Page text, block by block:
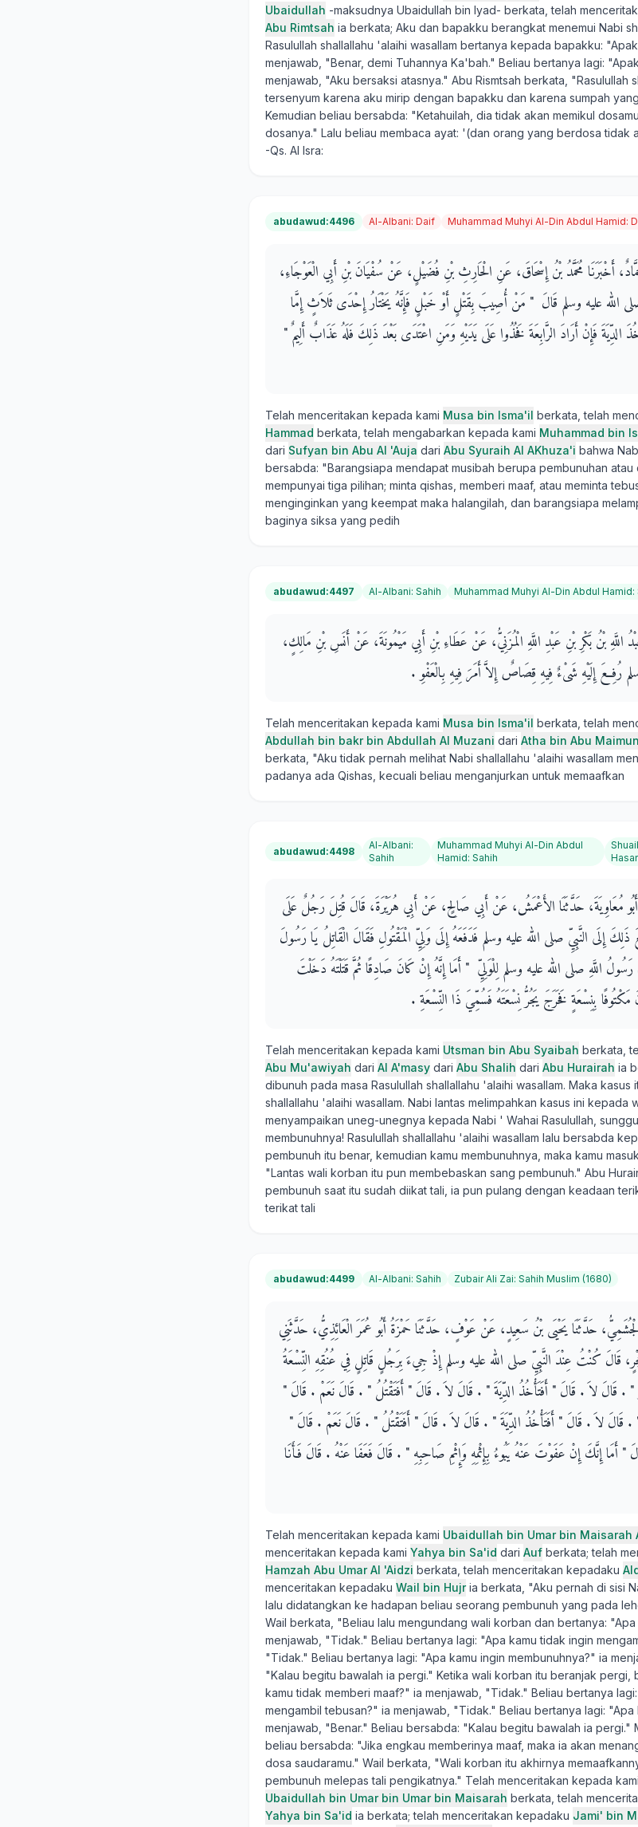
Ubaidullah -maksudnya Ubaidullah bin Iyad- berkata, telah
Abu Rimtsah ia berkata; Aku dan bapakku berangkat menemui Nabi
Rasulullah shallallahu 'alaihi wasallam bertanya kepada bapakku:
menjawab, "Benar, demi Tuhannya Ka'bah." Beliau bertanya lagi:
menjawab, "Aku bersaksi atasnya." Abu Rismtsah berkata, "Rasulullah
tersenyum karena aku mirip dengan bapakku dan karena sumpah
Kemudian beliau bersabda: "Ketahuilah, dia tidak akan memikul
dosanya." Lalu beliau membaca ayat: '(dan orang yang berdosa tidak
-Qs. Al Isra:
abudawud:4496 Al-Albani: Daif Muhammad Muhyi Al-Din Abdul Hamid:
أَخْبَرَنَا مُحَمَّدُ بْنُ إِسْحَاقَ، عَنِ الْحَارِثِ بْنِ فُضَيْلٍ، عَنْ سُفْيَانَ بْنِ أَبِي الْعَوْجَاءِ،
الله عليه وسلم قَالَ ‏ "‏ مَنْ أُصِيبَ بِقَتْلٍ أَوْ خَبْلٍ فَإِنَّهُ يَخْتَارُ إِحْدَى ثَلاَثٍ إِمَّا
الدِّيَةَ فَإِنْ أَرَادَ الرَّابِعَةَ فَخُذُوا عَلَى يَدَيْهِ وَمَنِ اعْتَدَى بَعْدَ ذَلِكَ فَلَهُ عَذَابٌ أَلِيمٌ ‏"‏
Telah menceritakan kepada kami Musa bin Isma'il berkata, telah
Hammad berkata, telah mengabarkan kepada kami Muhammad bin
dari Sufyan bin Abu Al 'Auja dari Abu Syuraih Al AKhuza'i bahwa
bersabda: "Barangsiapa mendapat musibah berupa pembunuhan
mempunyai tiga pilihan; minta qishas, memberi maaf, atau meminta
menginginkan yang keempat maka halangilah, dan barangsiapa
baginya siksa yang pedih
abudawud:4497 Al-Albani: Sahih Muhammad Muhyi Al-Din Abdul Hamid:
اللَّهِ بْنُ بَكْرِ بْنِ عَبْدِ اللَّهِ الْمُزَنِيُّ، عَنْ عَطَاءِ بْنِ أَبِي مَيْمُونَةَ، عَنْ أَنَسِ بْنِ مَالِكٍ،
رُفِعَ إِلَيْهِ شَىْءٌ فِيهِ قِصَاصٌ إِلاَّ أَمَرَ فِيهِ بِالْعَفْوِ ‏.‏
Telah menceritakan kepada kami Musa bin Isma'il berkata, telah
Abdullah bin bakr bin Abdullah Al Muzani dari Atha bin Abu
berkata, "Aku tidak pernah melihat Nabi shallallahu 'alaihi wasallam
padanya ada Qishas, kecuali beliau menganjurkan untuk memaafkan
abudawud:4498
Al-Albani:
Sahih
Muhammad Muhyi Al-Din Abdul
Hamid:Sahih
أَبُو مُعَاوِيَةَ، حَدَّثَنَا الأَعْمَشُ، عَنْ أَبِي صَالِحٍ، عَنْ أَبِي هُرَيْرَةَ، قَالَ قُتِلَ رَجُلٌ عَلَى
إِلَى النَّبِيِّ صلى الله عليه وسلم فَدَفَعَهُ إِلَى وَلِيِّ الْمَقْتُولِ فَقَالَ الْقَاتِلُ يَا رَسُولَ
اللَّهِ صلى الله عليه وسلم لِلْوَلِيِّ ‏ "‏ أَمَا إِنَّهُ إِنْ كَانَ صَادِقًا ثُمَّ قَتَلْتَهُ دَخَلْتَ
مَكْتُوفًا بِنِسْعَةٍ فَخَرَجَ يَجُرُّ نِسْعَتَهُ فَسُمِّيَ ذَا النِّسْعَةِ ‏.‏
Telah menceritakan kepada kami Utsman bin Abu Syaibah berkata,
Abu Mu'awiyah dari Al A'masy dari Abu Shalih dari Abu Hurairah ia
dibunuh pada masa Rasulullah shallallahu 'alaihi wasallam. Maka
shallallahu 'alaihi wasallam. Nabi lantas melimpahkan kasus ini kepada
menyampaikan uneg-unegnya kepada Nabi ' Wahai Rasulullah,
membunuhnya! Rasulullah shallallahu 'alaihi wasallam lalu bersabda
pembunuh itu benar, kemudian kamu membunuhnya, maka kamu
"Lantas wali korban itu pun membebaskan sang pembunuh." Abu
pembunuh saat itu sudah diikat tali, ia pun pulang dengan keadaan
terikat tali
abudawud:4499 Al-Albani: Sahih Zubair Ali Zai: Sahih Muslim (1680)
حَدَّثَنَا يَحْيَى بْنُ سَعِيدٍ، عَنْ عَوْفٍ، حَدَّثَنَا حَمْزَةُ أَبُو عُمَرَ الْعَائِذِيُّ، حَدَّثَنِي
قَالَ كُنْتُ عِنْدَ النَّبِيِّ صلى الله عليه وسلم إِذْ جِيءَ بِرَجُلٍ قَاتِلٍ فِي عُنُقِهِ النِّسْعَةُ
‏"‏ ‏.‏ قَالَ لاَ ‏.‏ قَالَ ‏"‏ أَفَتَأْخُذُ الدِّيَةَ ‏"‏ ‏.‏ قَالَ لاَ ‏.‏ قَالَ ‏"‏ أَفَتَقْتُلُ ‏"‏ ‏.‏ قَالَ نَعَمْ ‏.‏ قَالَ ‏"‏
‏.‏ قَالَ لاَ ‏.‏ قَالَ ‏"‏ أَفَتَأْخُذُ الدِّيَةَ ‏"‏ ‏.‏ قَالَ لاَ ‏.‏ قَالَ ‏"‏ أَفَتَقْتُلُ ‏"‏ ‏.‏ قَالَ نَعَمْ ‏.‏ قَالَ ‏"‏
‏"‏ أَمَا إِنَّكَ إِنْ عَفَوْتَ عَنْهُ يَبُوءُ بِإِثْمِهِ وَإِثْمِ صَاحِبِهِ ‏"‏ ‏.‏ قَالَ فَعَفَا عَنْهُ ‏.‏ قَالَ فَأَنَا
Telah menceritakan kepada kami Ubaidullah bin Umar bin Maisarah
menceritakan kepada kami Yahya bin Sa'id dari Auf berkata; telah
Hamzah Abu Umar Al 'Aidzi berkata, telah menceritakan kepadaku
menceritakan kepadaku Wail bin Hujria berkata, "Aku pernah di sisi
lalu didatangkan ke hadapan beliau seorang pembunuh yang pada
Wail berkata, "Beliau lalu mengundang wali korban dan bertanya:
menjawab, "Tidak." Beliau bertanya lagi: "Apa kamu tidak ingin
"Tidak." Beliau bertanya lagi: "Apa kamu ingin membunuhnya?" ia
"Kalau begitu bawalah ia pergi." Ketika wali korban itu beranjak pergi,
kamu tidak memberi maaf?" ia menjawab, "Tidak." Beliau bertanya
mengambil tebusan?" ia menjawab, "Tidak." Beliau bertanya lagi: "Apa
menjawab, "Benar." Beliau bersabda: "Kalau begitu bawalah ia pergi."
beliau bersabda: "Jika engkau memberinya maaf, maka ia akan
dosa saudaramu." Wail berkata, "Wali korban itu akhirnya
pembunuh melepas tali pengikatnya." Telah menceritakan kepada kami
Ubaidullah bin Umar bin Umar bin Maisarah berkata, telah
Yahya bin Sa'id ia berkata; telah menceritakan kepadaku Jami' bin